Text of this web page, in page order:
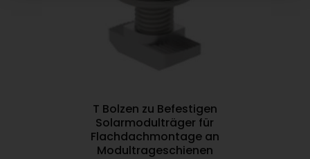
T Bolzen zu Befestigen
Solarmodulträger für
Flachdachmontage an
Modultrageschienen